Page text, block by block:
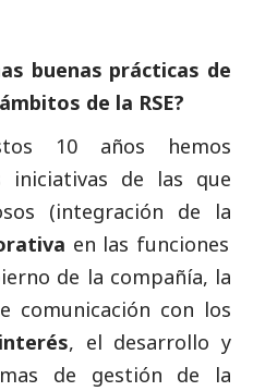
buenas prácticas de
de la RSE?
10 años hemos
iniciativas de las que
(integración de la
en las funciones
de la compañía, la
comunicación con los
, el desarrollo y
de gestión de la